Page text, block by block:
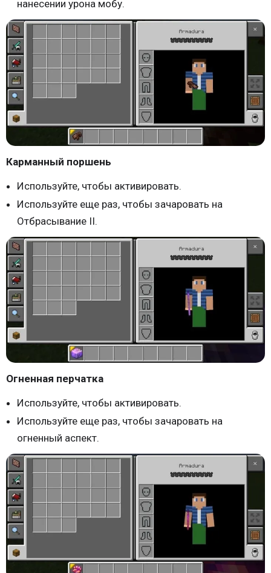
нанесении урона мобу.
Карманный поршень
Используйте, чтобы активировать.
Используйте еще раз, чтобы зачаровать на
Отбрасывание II.
Огненная перчатка
Используйте, чтобы активировать.
Используйте еще раз, чтобы зачаровать на
огненный аспект.